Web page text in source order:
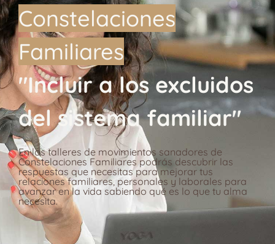
Constelaciones
Familiares
"Incluir a los excluidos
del sistema familiar"
En los talleres de movimientos sanadores de
Constelaciones Familiares podrás descubrir las
respuestas que necesitas para mejorar tus
relaciones familiares, personales y laborales para
avanzar en la vida sabiendo qué es lo que tu alma
necesita.